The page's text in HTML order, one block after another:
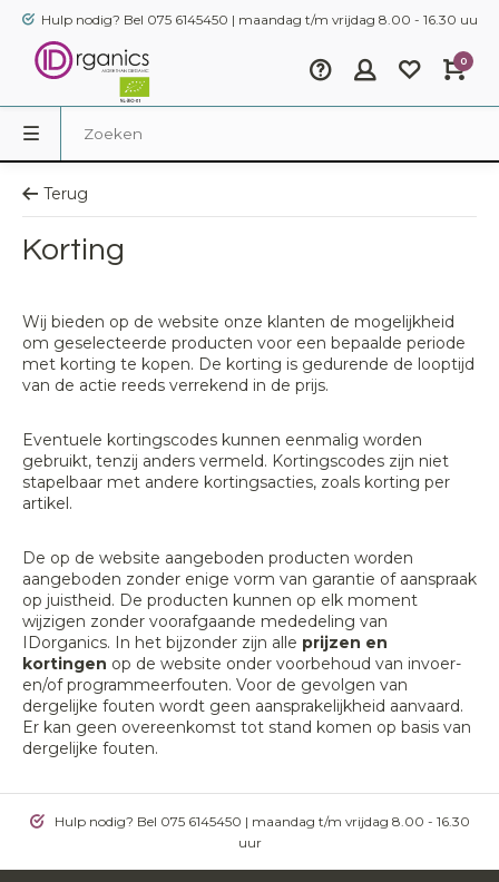
Hulp nodig? Bel 075 6145450 | maandag t/m vrijdag 8.00 - 16.30 uur
0
Terug
Korting
Wij bieden op de website onze klanten de mogelijkheid
om geselecteerde producten voor een bepaalde periode
met korting te kopen. De korting is gedurende de looptijd
van de actie reeds verrekend in de prijs.
Eventuele kortingscodes kunnen eenmalig worden
gebruikt, tenzij anders vermeld. Kortingscodes zijn niet
stapelbaar met andere kortingsacties, zoals korting per
artikel.
De op de website aangeboden producten worden
aangeboden zonder enige vorm van garantie of aanspraak
op juistheid. De producten kunnen op elk moment
wijzigen zonder voorafgaande mededeling van
IDorganics. In het bijzonder zijn alle prijzen en
kortingen op de website onder voorbehoud van invoer-
en/of programmeerfouten. Voor de gevolgen van
dergelijke fouten wordt geen aansprakelijkheid aanvaard.
Er kan geen overeenkomst tot stand komen op basis van
dergelijke fouten.
Hulp nodig? Bel 075 6145450 | maandag t/m vrijdag 8.00 - 16.30
uur